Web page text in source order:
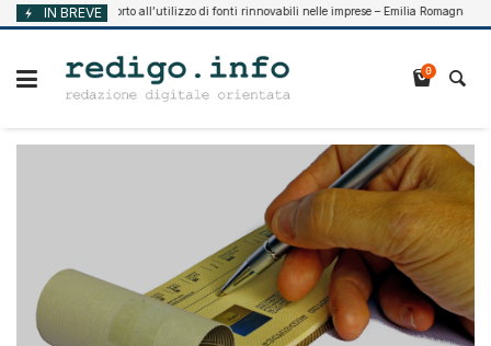
Vai
al
IN BREVE
2026 Supporto all’utilizzo di fonti rinnovabili nelle imprese – Emilia Romagna
0